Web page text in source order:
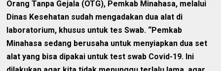
Orang Tanpa Gejala (OTG), Pemkab Minahasa, melalui
Dinas Kesehatan sudah mengadakan dua alat di
laboratorium, khusus untuk tes Swab. “Pemkab
Minahasa sedang berusaha untuk menyiapkan dua set
alat yang bisa dipakai untuk test swab Covid-19. Ini